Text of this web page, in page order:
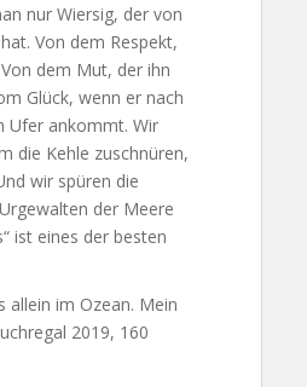
nur Wiersig, der von
Von dem Respekt,
dem Mut, der ihn
Glück, wenn er nach
Ufer ankommt. Wir
die Kehle zuschnüren,
wir spüren die
der Meere
ist eines der besten
allein im Ozean. Mein
2019, 160